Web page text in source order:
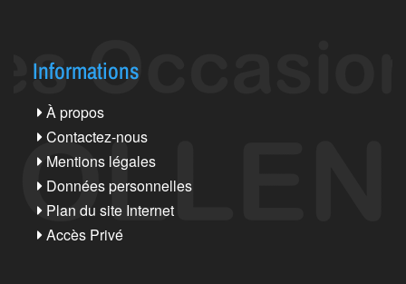
Informations
À propos
Contactez-nous
Mentions légales
Données personnelles
Plan du site Internet
Accès Privé